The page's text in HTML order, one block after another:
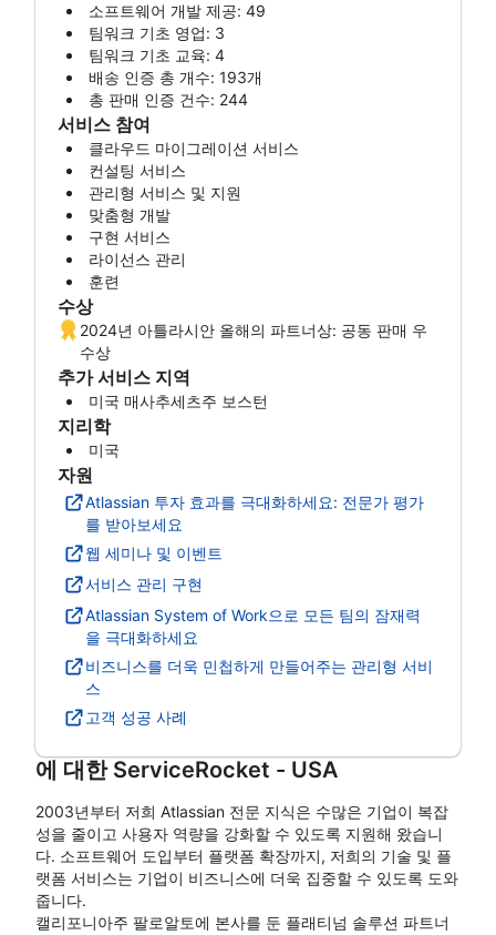
추가 서비스 지역
미국 매사추세츠주 보스턴
소프트웨어 개발 제공: 49
팀워크 기초 영업: 3
팀워크 기초 교육: 4
배송 인증 총 개수: 193개
총 판매 인증 건수: 244
수상
2024년 아틀라시안 올해의 파트너상: 공동 판매 우
수상
자원
Atlassian 투자 효과를 극대화하세요: 전문가 평가
를 받아보세요
웹 세미나 및 이벤트
서비스 관리 구현
Atlassian System of Work으로 모든 팀의 잠재력
을 극대화하세요
비즈니스를 더욱 민첩하게 만들어주는 관리형 서비
스
고객 성공 사례
지리학
미국
서비스 참여
클라우드 마이그레이션 서비스
컨설팅 서비스
관리형 서비스 및 지원
맞춤형 개발
구현 서비스
라이선스 관리
훈련
에 대한ServiceRocket - USA
2003년부터 저희 Atlassian 전문 지식은 수많은 기업이 복잡
성을 줄이고 사용자 역량을 강화할 수 있도록 지원해 왔습니
다. 소프트웨어 도입부터 플랫폼 확장까지, 저희의 기술 및 플
랫폼 서비스는 기업이 비즈니스에 더욱 집중할 수 있도록 도와
줍니다.
캘리포니아주 팔로알토에 본사를 둔 플래티넘 솔루션 파트너